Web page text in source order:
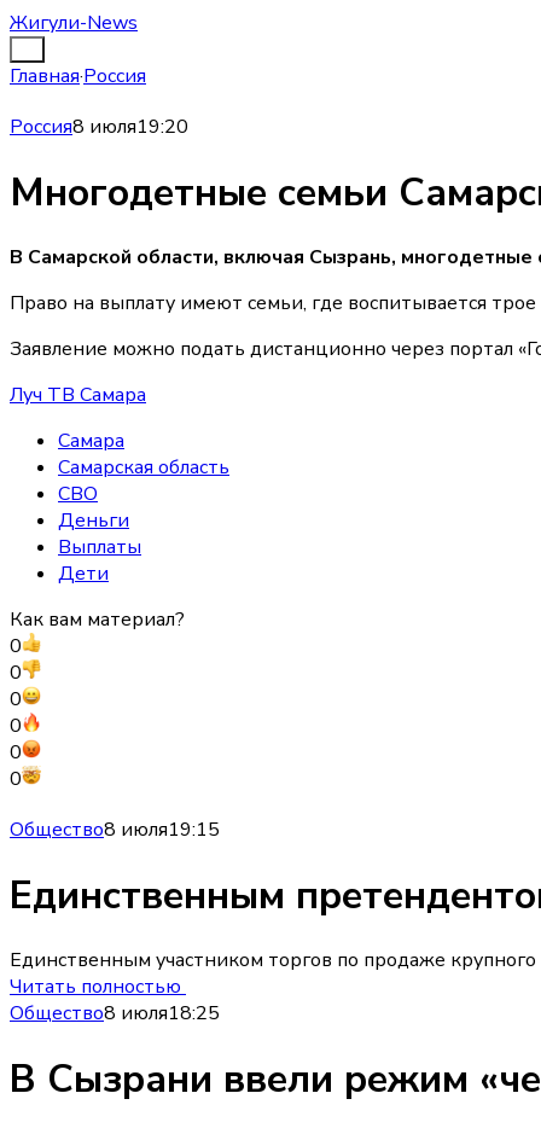
Жигули-News
Главная·Россия
Россия8 июля19:20
Многодетные семьи
В Самарской области, включая Сызрань,
Право на выплату имеют семьи, где воспитывается
Заявление можно подать дистанционно через портал
Луч ТВ Самара
Самара
Самарская область
СВО
Деньги
Выплаты
Дети
Как вам материал?
0
0
0
0
0
0
Общество8 июля19:15
Единственным
Единственным участником торгов по продаже
Читать полностью
Общество8 июля18:25
В Сызрани ввели режим